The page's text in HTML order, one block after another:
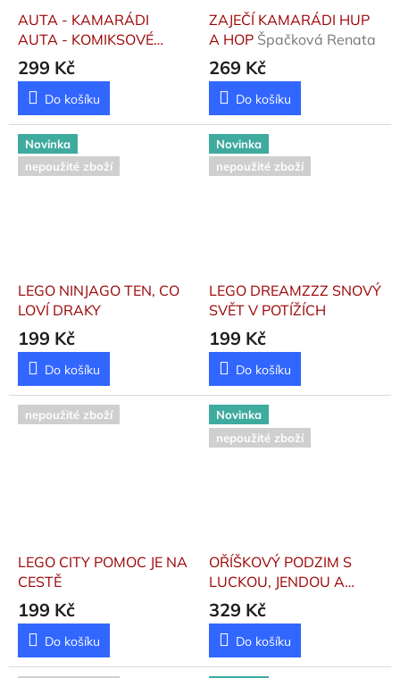
AUTA - KAMARÁDI
AUTA - KOMIKSOVÉ
PŘÍBĚHY
299 Kč
Do košíku
ZAJEČÍ KAMARÁDI HUP
A HOP Špačková Renata
269 Kč
Do košíku
Novinka
nepoužité zboží
LEGO NINJAGO TEN, CO
LOVÍ DRAKY
199 Kč
Do košíku
Novinka
nepoužité zboží
LEGO DREAMZZZ SNOVÝ
SVĚT V POTÍŽÍCH
199 Kč
Do košíku
nepoužité zboží
LEGO CITY POMOC JE NA
CESTĚ
199 Kč
Do košíku
Novinka
nepoužité zboží
OŘÍŠKOVÝ PODZIM S
LUCKOU, JENDOU A
MARTÍNKEM
Andrea
329 Kč
Do košíku